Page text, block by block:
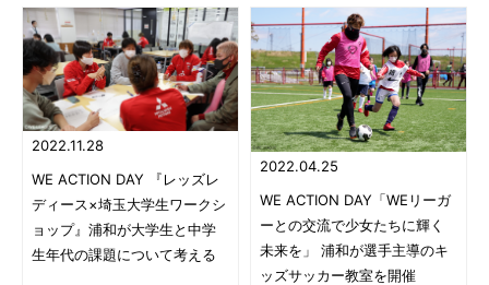
2022.11.28
WE ACTION DAY 『レッズレ
ディース×埼玉大学生ワークシ
ョップ』浦和が大学生と中学
生年代の課題について考える
2022.04.25
WE ACTION DAY「WEリーガ
ーとの交流で少女たちに輝く
未来を」 浦和が選手主導のキ
ッズサッカー教室を開催